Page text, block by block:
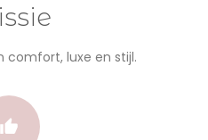
comfort, luxe en stijl.